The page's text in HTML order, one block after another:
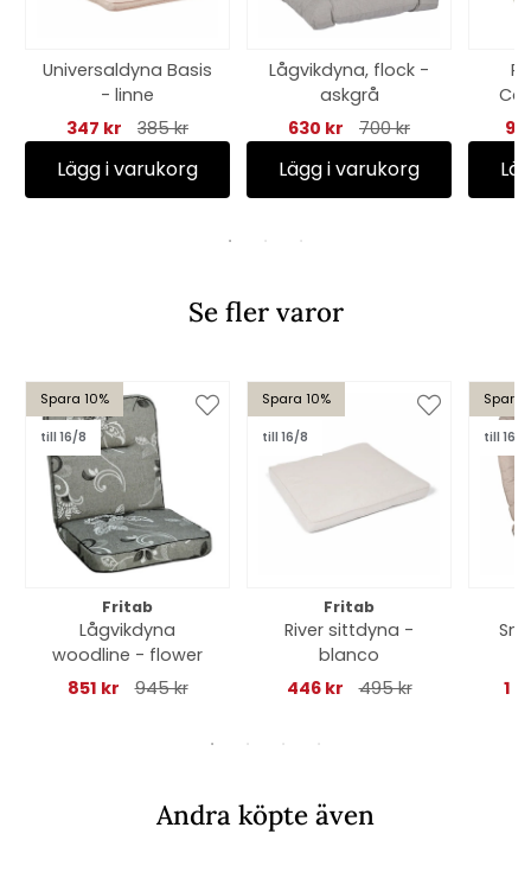
Universaldyna Basis
- linne
347 kr
385 kr
Lägg i varukorg
Lågvikdyna, flock -
askgrå
630 kr
700 kr
Lägg i varukorg
Se fler varor
Spara 10%
till 16/8
Fritab
Lågvikdyna
woodline - flower
851 kr
945 kr
Spara 10%
till 16/8
Fritab
River sittdyna -
blanco
446 kr
495 kr
Spara
till 16/8
1
Andra köpte även